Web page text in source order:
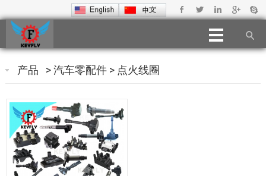
产品 >汽车零配件 > 点火线圈